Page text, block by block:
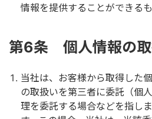
情報を提供することができるも
第6条 個人情報の取
当社は、お客様から取得した
の取扱いを第三者に委託（個
理を委託する場合などを指し